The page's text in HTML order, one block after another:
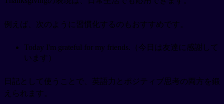
例えば、次のように習慣化するのもおすすめです。
Today I'm grateful for my friends.（今日は友達に感謝して
います）
日記として使うことで、英語力とポジティブ思考の両方を鍛
えられます。